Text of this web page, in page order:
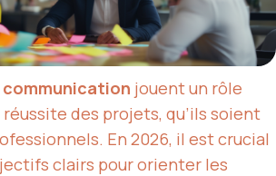
jouent un rôle
des projets, qu’ils soient
En 2026, il est crucial
clairs pour orienter les